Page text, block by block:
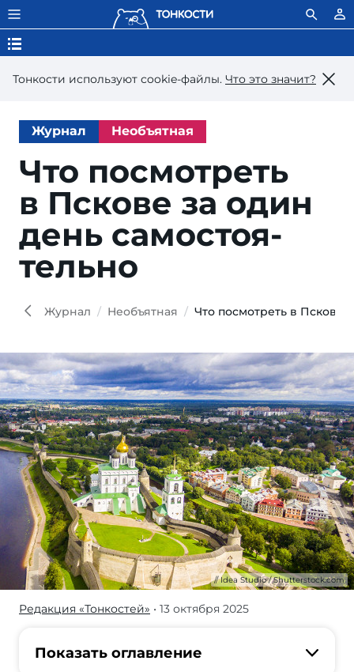
Тонкости используют сookie-файлы. Что это значит?
Журнал Необъятная
Что посмотреть
в Пско­ве за один
день самостоя­
тельно
Журнал Необъятная Что посмотреть в Пскове
Idea Studio / Shutterstock.com
Псков
город,
Редакция «Тонкостей» • 13 октября 2025
Показать оглавление